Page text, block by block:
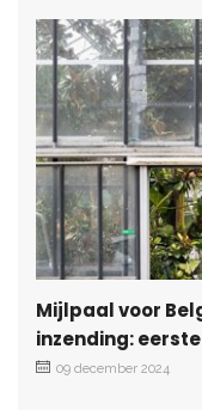
Mijlpaal voor
inzending:
09 december 2024